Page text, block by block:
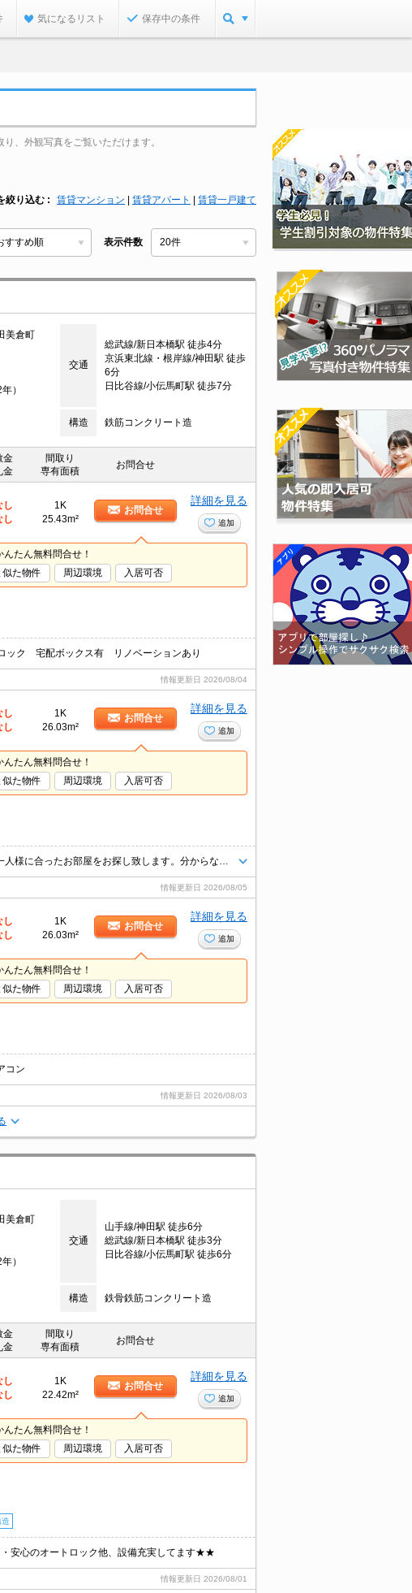
気になるリスト 保存中の条件
、外観写真をご覧いただけます。
絞り込む 賃貸マンション 賃貸アパート 賃貸一戸建て
表示件数
美倉町
交通
総武線/新日本橋駅 徒歩4分
京浜東北線・根岸線/神田駅 徒歩
6分
日比谷線/小伝馬町駅 徒歩7分
）
構造 鉄筋コンクリート造
金
金
間取り
専有面積
お問合せ
し
し
1K
25.43m²
お問合せ
詳細を見る
追加
たん無料問合せ！
似た物件 周辺環境 入居可否
ク 宅配ボックス有 リノベーションあり
情報更新日 2026/08/04
し
し
1K
26.03m²
お問合せ
詳細を見る
追加
たん無料問合せ！
似た物件 周辺環境 入居可否
情報更新日 2026/08/05
し
し
1K
26.03m²
お問合せ
詳細を見る
追加
たん無料問合せ！
似た物件 周辺環境 入居可否
コン
情報更新日 2026/08/03
美倉町
交通
山手線/神田駅 徒歩6分
総武線/新日本橋駅 徒歩3分
日比谷線/小伝馬町駅 徒歩6分
）
構造 鉄骨鉄筋コンクリート造
金
金
間取り
専有面積
お問合せ
し
し
1K
22.42m²
お問合せ
詳細を見る
追加
たん無料問合せ！
似た物件 周辺環境 入居可否
安心のオートロック他、設備充実してます★★
情報更新日 2026/08/01